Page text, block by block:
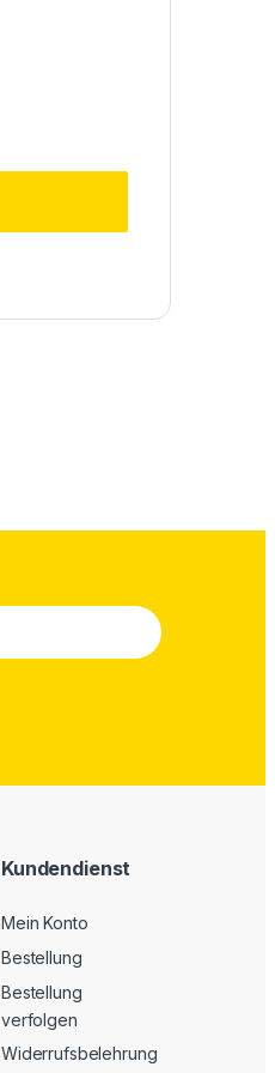
Kundendienst
Mein Konto
Bestellung
Bestellung
verfolgen
Widerrufsbelehrung